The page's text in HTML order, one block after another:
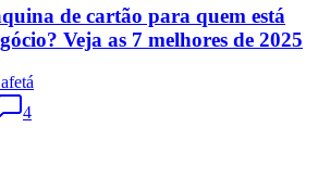
de cartão para quem está
Veja as 7 melhores de 2025
4